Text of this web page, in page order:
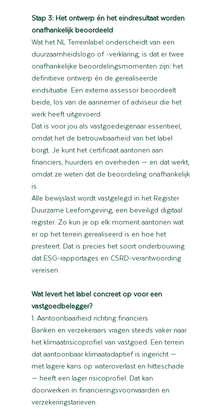
Stap 3: Het ontwerp én het eindresultaat worden
onafhankelijk beoordeeld
Wat het NL Terreinlabel onderscheidt van een
duurzaamheidslogo of -verklaring, is dat er twee
onafhankelijke beoordelingsmomenten zijn: het
definitieve ontwerp én de gerealiseerde
eindsituatie. Een externe assessor beoordeelt
beide, los van de aannemer of adviseur die het
werk heeft uitgevoerd.
Dat is voor jou als vastgoedeigenaar essentieel,
omdat het de betrouwbaarheid van het label
borgt. Je kunt het certificaat aantonen aan
financiers, huurders en overheden — en dat werkt,
omdat ze weten dat de beoordeling onafhankelijk
is.
Alle bewijslast wordt vastgelegd in het Register
Duurzame Leefomgeving, een beveiligd digitaal
register. Zo kun je op elk moment aantonen wat
er op het terrein gerealiseerd is en hoe het
presteert. Dat is precies het soort onderbouwing
dat ESG-rapportages en CSRD-verantwoording
vereisen.
Wat levert het label concreet op voor een
vastgoedbelegger?
1. Aantoonbaarheid richting financiers
Banken en verzekeraars vragen steeds vaker naar
het klimaatrisicoprofiel van vastgoed. Een terrein
dat aantoonbaar klimaatadaptief is ingericht —
met lagere kans op wateroverlast en hitteschade
— heeft een lager risicoprofiel. Dat kan
doorwerken in financieringsvoorwaarden en
verzekeringstarieven.